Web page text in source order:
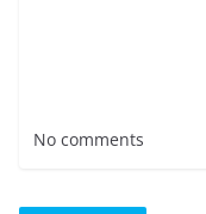
No comments